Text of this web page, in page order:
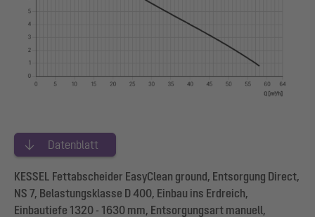
Datenblatt
KESSEL Fettabscheider EasyClean ground, Entsorgung Direct,
NS 7, Belastungsklasse D 400, Einbau ins Erdreich,
Einbautiefe 1320 - 1630 mm, Entsorgungsart manuell,